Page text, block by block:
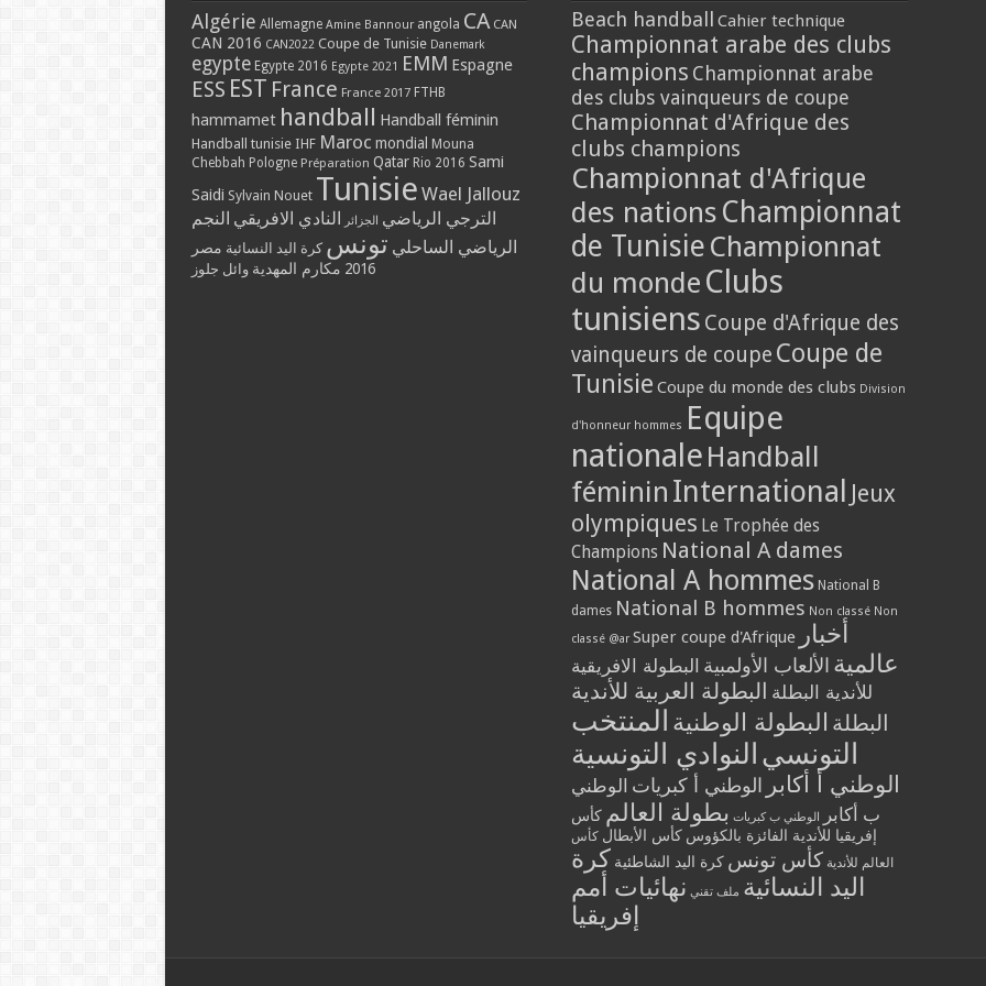
Algérie Allemagne Amine Bannour angola CA CAN
CAN 2016 CAN2022 Coupe de Tunisie Danemark
egypte Egypte 2016 Egypte 2021 EMM Espagne
ESS EST France France 2017 FTHB
hammamet handball Handball féminin
Handball tunisie IHF Maroc mondial Mouna
Chebbah Pologne Préparation Qatar Rio 2016 Sami
Saidi Sylvain Nouet Tunisie Wael Jallouz
الترجي الرياضي الجزائر النادي الافريقي النجم
الرياضي الساحلي تونس كرة اليد النسائية مصر
2016 مكارم المهدية وائل جلوز
Beach handball Cahier technique
Championnat arabe des clubs
champions Championnat arabe
des clubs vainqueurs de coupe
Championnat d'Afrique des
clubs champions
Championnat d'Afrique
des nations Championnat
de Tunisie Championnat
du monde Clubs
tunisiens Coupe d'Afrique des
vainqueurs de coupe Coupe de
Tunisie Coupe du monde des clubs Division
d'honneur hommes Equipe
nationale Handball
féminin International Jeux
olympiques Le Trophée des
Champions National A dames
National A hommes National B
dames National B hommes Non classé Non
classé @ar Super coupe d'Afrique أخبار
عالمية الألعاب الأولمبية البطولة الافريقية
للأندية البطلة البطولة العربية للأندية
البطلة البطولة الوطنية المنتخب
التونسي النوادي التونسية
الوطني أ أكابر الوطني أ كبريات الوطني
ب أكابر
الوطني ب كبريات بطولة العالم كأس
إفريقيا للأندية الفائزة بالكؤوس كأس الأبطال كأس
العالم للأندية كأس تونس كرة اليد الشاطئية كرة
اليد النسائية ملف تقني نهائيات أمم
إفريقيا